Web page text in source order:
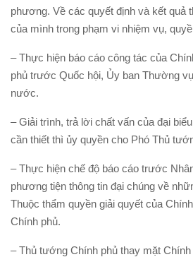
phương. Về các quyết định và kết quả
của mình trong phạm vi nhiệm vụ,
– Thực hiện báo cáo công tác của
phủ trước Quốc hội, Ủy ban Thường
nước.
– Giải trình, trả lời chất vấn của đại
cần thiết thì ủy quyền cho Phó Thủ
– Thực hiện chế độ báo cáo trước
phương tiện thông tin đại chúng về
Thuộc thẩm quyền giải quyết của
Chính phủ.
– Thủ tướng Chính phủ thay mặt